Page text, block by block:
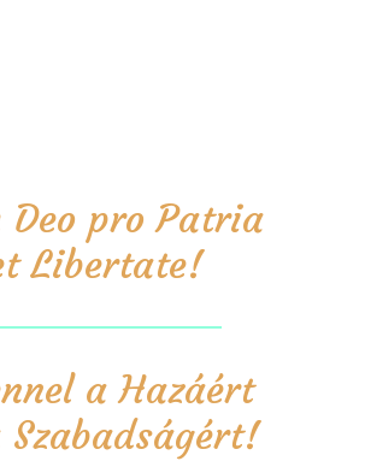
Deo pro Patria
Libertate!
a Hazáért
Szabadságért!